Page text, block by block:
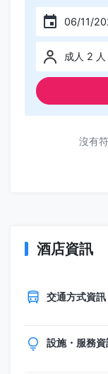
06/11/
成人 2 人
沒有
酒店資訊
交通方式資訊
設施・服務資